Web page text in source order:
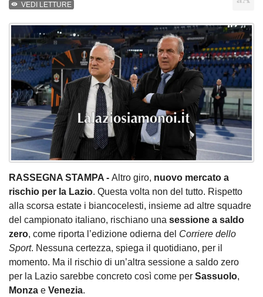
VEDI LETTURE
RASSEGNA STAMPA - Altro giro, nuovo mercato a
rischio per la Lazio. Questa volta non del tutto. Rispetto
alla scorsa estate i biancocelesti, insieme ad altre squadre
del campionato italiano, rischiano una sessione a saldo
zero, come riporta l’edizione odierna del Corriere dello
Sport. Nessuna certezza, spiega il quotidiano, per il
momento. Ma il rischio di un’altra sessione a saldo zero
per la Lazio sarebbe concreto così come per Sassuolo,
Monza e Venezia.